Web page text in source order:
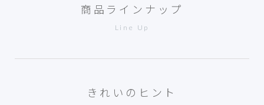
商品ラインナップ
Line Up
きれいのヒント